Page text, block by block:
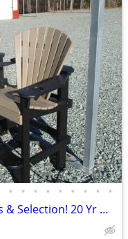
• • • • • • • • •
Poly Patio Furniture, Good Colors & Selection! 20 Yr Warr!